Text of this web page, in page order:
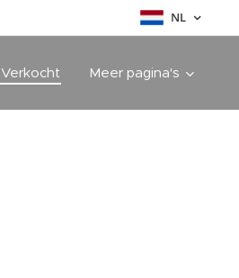
NL
Verkocht Meer pagina's